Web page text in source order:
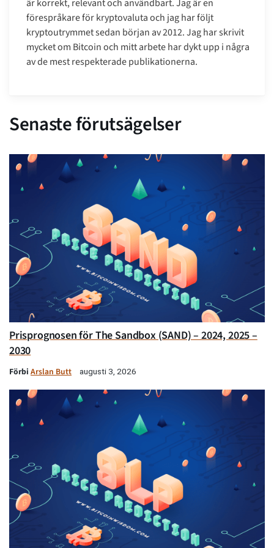
är korrekt, relevant och användbart. Jag är en
förespråkare för kryptovaluta och jag har följt
kryptoutrymmet sedan början av 2012. Jag har skrivit
mycket om Bitcoin och mitt arbete har dykt upp i några
av de mest respekterade publikationerna.
Senaste förutsägelser
Prisprognosen för The Sandbox (SAND) – 2024, 2025 –
2030
Förbi Arslan Butt augusti 3, 2026